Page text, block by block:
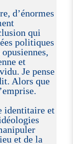
d’énormes
qui
politiques
et
Je pense
Alors que
identitaire et
et de la